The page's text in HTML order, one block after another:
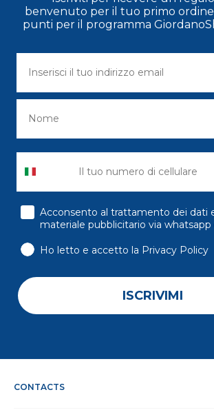
benvenuto per il tuo primo ordine
punti per il programma
consenso
Acconsento al trattamento dei dati
materiale pubblicitario via whatsapp
Ho letto e accetto la Privacy Policy
ISCRIVIMI
CONTACTS